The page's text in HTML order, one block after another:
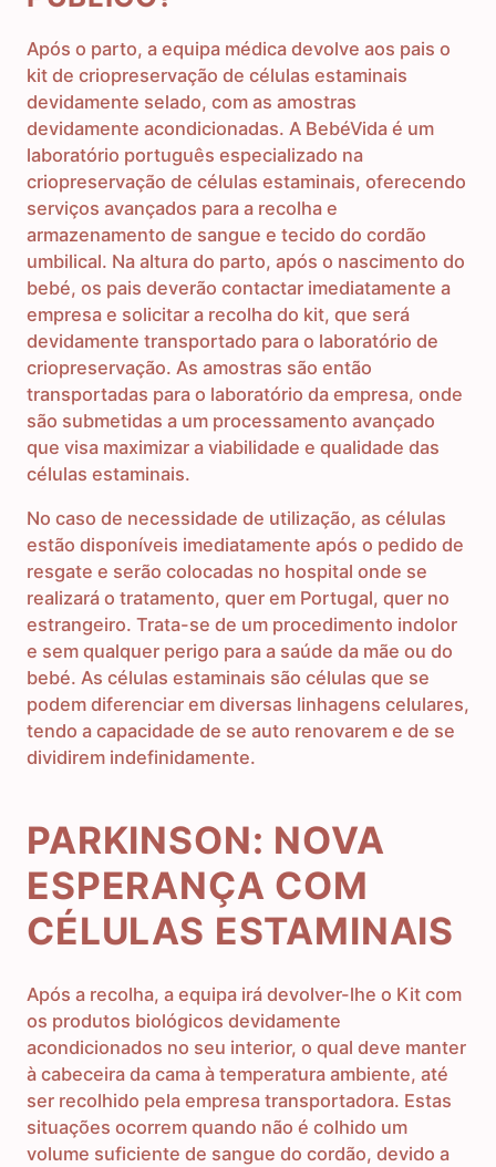
Após o parto, a equipa médica devolve aos pais o
kit de criopreservação de células estaminais
devidamente selado, com as amostras
devidamente acondicionadas. A BebéVida é um
laboratório português especializado na
criopreservação de células estaminais, oferecendo
serviços avançados para a recolha e
armazenamento de sangue e tecido do cordão
umbilical. Na altura do parto, após o nascimento do
bebé, os pais deverão contactar imediatamente a
empresa e solicitar a recolha do kit, que será
devidamente transportado para o laboratório de
criopreservação. As amostras são então
transportadas para o laboratório da empresa, onde
são submetidas a um processamento avançado
que visa maximizar a viabilidade e qualidade das
células estaminais.
No caso de necessidade de utilização, as células
estão disponíveis imediatamente após o pedido de
resgate e serão colocadas no hospital onde se
realizará o tratamento, quer em Portugal, quer no
estrangeiro. Trata-se de um procedimento indolor
e sem qualquer perigo para a saúde da mãe ou do
bebé. As células estaminais são células que se
podem diferenciar em diversas linhagens celulares,
tendo a capacidade de se auto renovarem e de se
dividirem indefinidamente.
PARKINSON: NOVA
ESPERANÇA COM
CÉLULAS ESTAMINAIS
Após a recolha, a equipa irá devolver-lhe o Kit com
os produtos biológicos devidamente
acondicionados no seu interior, o qual deve manter
à cabeceira da cama à temperatura ambiente, até
ser recolhido pela empresa transportadora. Estas
situações ocorrem quando não é colhido um
volume suficiente de sangue do cordão, devido a